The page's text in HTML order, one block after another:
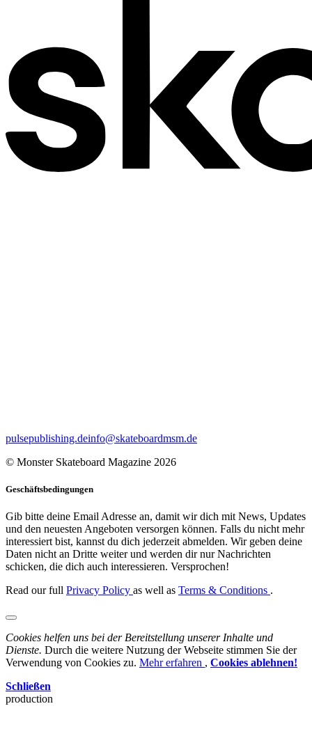
pulsepublishing.deinfo@skateboardmsm.de
© Monster Skateboard Magazine 2026
Geschäftsbedingungen
Gib bitte deine Email Adresse an, damit wir dich mit News, Updates
und den neuesten Angeboten versorgen können. Falls du nicht mehr
interessiert bist, kannst du dich jederzeit abmelden. Wir geben deine
Daten nicht an Dritte weiter und werden dir nur Nachrichten
schicken, die dich auch interessieren. Versprochen!
Read our full Privacy Policy as well as Terms & Conditions .
Cookies helfen uns bei der Bereitstellung unserer Inhalte und
Dienste. Durch die weitere Nutzung der Webseite stimmen Sie der
Verwendung von Cookies zu. Mehr erfahren , Cookies ablehnen!
Schließen
production